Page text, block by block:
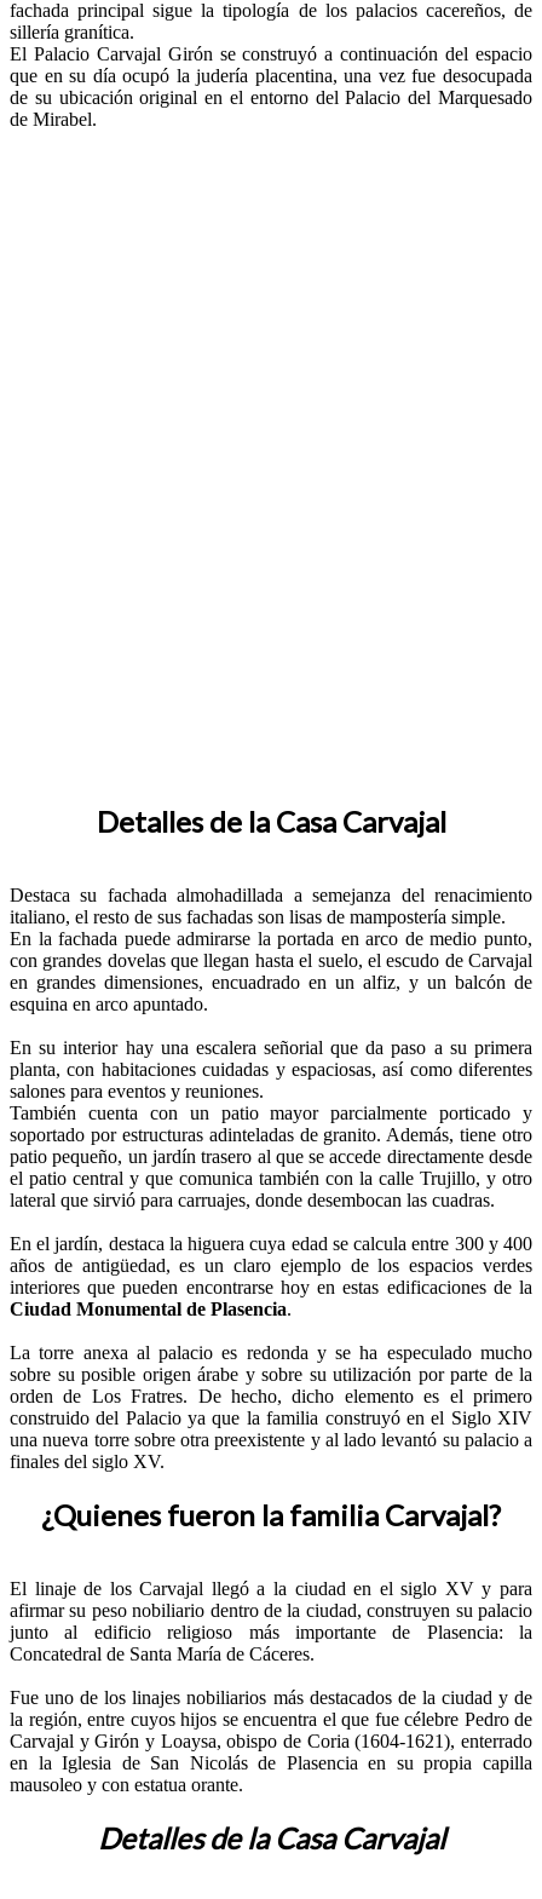
fachada principal sigue la tipología de los palacios cacereños, de
sillería granítica.
El Palacio Carvajal Girón se construyó a continuación del espacio
que en su día ocupó la judería placentina, una vez fue desocupada
de su ubicación original en el entorno del Palacio del Marquesado
de Mirabel.
Detalles de la Casa Carvajal
Destaca su fachada almohadillada a semejanza del renacimiento
italiano, el resto de sus fachadas son lisas de mampostería simple.
En la fachada puede admirarse la portada en arco de medio punto,
con grandes dovelas que llegan hasta el suelo, el escudo de Carvajal
en grandes dimensiones, encuadrado en un alfiz, y un balcón de
esquina en arco apuntado.
En su interior hay una escalera señorial que da paso a su primera
planta, con habitaciones cuidadas y espaciosas, así como diferentes
salones para eventos y reuniones.
También cuenta con un patio mayor parcialmente porticado y
soportado por estructuras adinteladas de granito. Además, tiene otro
patio pequeño, un jardín trasero al que se accede directamente desde
el patio central y que comunica también con la calle Trujillo, y otro
lateral que sirvió para carruajes, donde desembocan las cuadras.
En el jardín, destaca la higuera cuya edad se calcula entre 300 y 400
años de antigüedad, es un claro ejemplo de los espacios verdes
interiores que pueden encontrarse hoy en estas edificaciones de la
Ciudad Monumental de Plasencia.
La torre anexa al palacio es redonda y se ha especulado mucho
sobre su posible origen árabe y sobre su utilización por parte de la
orden de Los Fratres. De hecho, dicho elemento es el primero
construido del Palacio ya que la familia construyó en el Siglo XIV
una nueva torre sobre otra preexistente y al lado levantó su palacio a
finales del siglo XV.
¿Quienes fueron la familia Carvajal?
El linaje de los Carvajal llegó a la ciudad en el siglo XV y para
afirmar su peso nobiliario dentro de la ciudad, construyen su palacio
junto al edificio religioso más importante de Plasencia: la
Concatedral de Santa María de Cáceres.
Fue uno de los linajes nobiliarios más destacados de la ciudad y de
la región, entre cuyos hijos se encuentra el que fue célebre Pedro de
Carvajal y Girón y Loaysa, obispo de Coria (1604-1621), enterrado
en la Iglesia de San Nicolás de Plasencia en su propia capilla
mausoleo y con estatua orante.
Detalles de la Casa Carvajal